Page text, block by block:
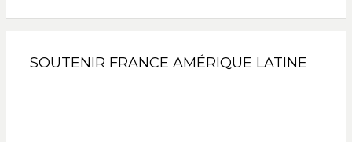
SOUTENIR FRANCE AMÉRIQUE LATINE